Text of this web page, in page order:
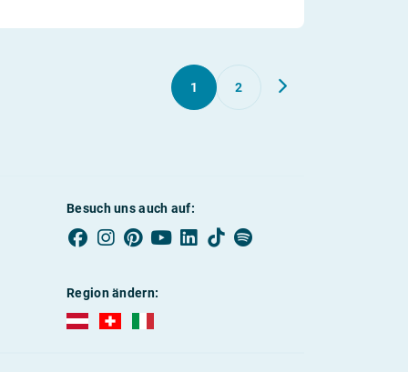
1 2
Besuch uns auch auf:
Region ändern:
AUBI-plus Österreich (deutsch)